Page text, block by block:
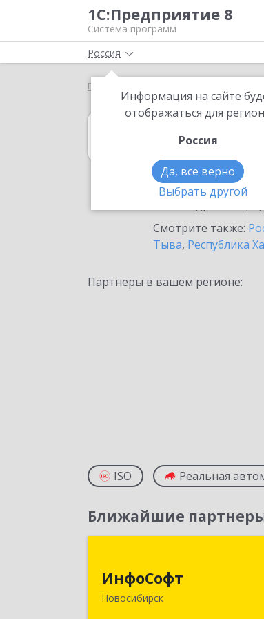
1С:Предприятие 8
Система программ
Россия
Информация на сайте
отображаться для
Россия
Да, все верно
Выбрать другой
Главная
в
Ознакомьтесь с
Смотрите также:
Тыва, Республика
Партнеры в вашем регионе:
ISO Реальная
Ближайшие
ИнфоСофт
Новосибирск
630091,
Новосибирск г, Крылова ул,